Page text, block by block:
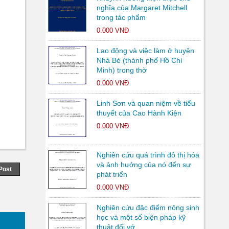
nghĩa của Margaret Mitchell
trong tác phẩm
0.000 VNĐ
Lao động và việc làm ở huyện
Nhà Bè (thành phố Hồ Chí
Minh) trong thờ
0.000 VNĐ
Linh Sơn và quan niệm về tiểu
thuyết của Cao Hành Kiện
0.000 VNĐ
Nghiên cứu quá trình đô thị hóa
và ảnh hưởng của nó đến sự
phát triển
0.000 VNĐ
Nghiên cứu đặc điểm nông sinh
học và một số biện pháp kỹ
thuật đối vớ